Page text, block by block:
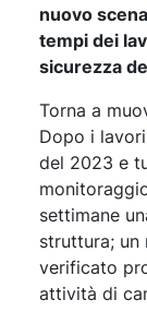
nuovo
tempi dei
sicurezza
Torna a
Dopo i
del 2023 e
settimane
struttura; un
verificato
attività di